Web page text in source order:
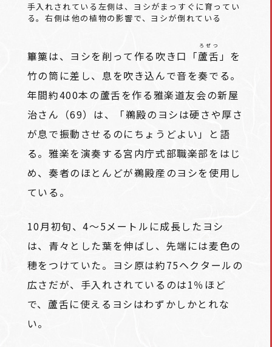
手入れされている左側は、ヨシがまっすぐに育ってい
る。右側は他の植物の影響で、ヨシが倒れている
篳篥は、ヨシを削って作る吹き口「蘆舌
ろぜつ
」を
竹の筒に差し、息を吹き込んで音を奏でる。
年間約400本の蘆舌を作る雅楽道友会の新屋
治さん（69）は、「鵜殿のヨシは硬さや厚さ
が息で振動させるのにちょうどよい」と語
る。雅楽を演奏する宮内庁式部職楽部をはじ
め、奏者のほとんどが鵜殿産のヨシを使用し
ている。
10月初旬、4～5メートルに成長したヨシ
は、青々とした葉を伸ばし、先端には麦色の
穂をつけていた。ヨシ原は約75ヘクタールの
広さだが、手入れされているのは1％ほど
で、蘆舌に使えるヨシはわずかしかとれな
い。